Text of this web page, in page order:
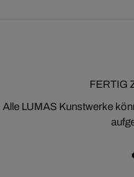
FERTIG
Alle LUMAS Kunstwerke